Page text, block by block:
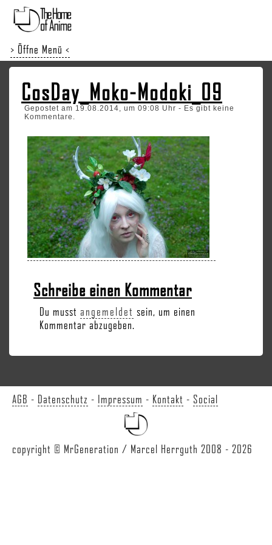
> Öffne Menü <
CosDay_Moko-Modoki_09
Gepostet am 19.08.2014, um 09:08 Uhr - Es gibt keine
Kommentare.
Schreibe einen Kommentar
Du musst angemeldet sein, um einen
Kommentar abzugeben.
AGB - Datenschutz - Impressum - Kontakt - Social
copyright © MrGeneration / Marcel Herrguth 2008 - 2026